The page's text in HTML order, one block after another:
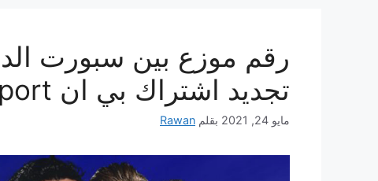
تجديد اشتراك بي ان bein sport
مايو 24, 2021 بقلم Rawan